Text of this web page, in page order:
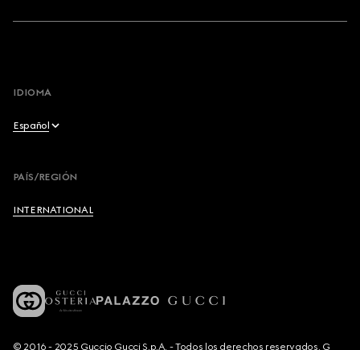
IDIOMA
Español
Français
PAÍS/REGIÓN
INTERNATIONAL
© 2016 - 2025 Guccio Gucci S.p.A. - Todos los derechos reservados. G